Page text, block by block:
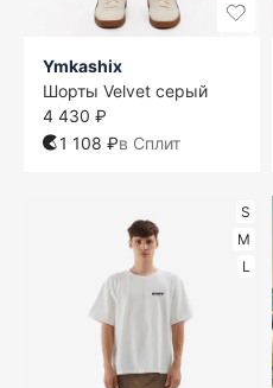
Ymkashix
Шорты Velvet серый
4 430 ₽
1 108 ₽в Сплит
S
M
L